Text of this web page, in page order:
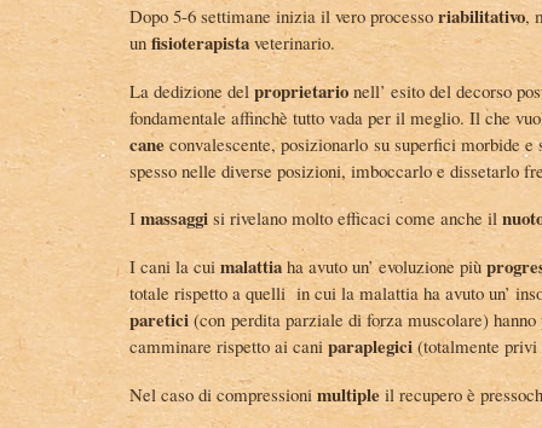
Dopo 5-6 settimane inizia il vero processo riabilitativo,
un fisioterapista veterinario.
La dedizione del proprietario nell’ esito del decorso
fondamentale affinchè tutto vada per il meglio. Il che
cane convalescente, posizionarlo su superfici morbide
spesso nelle diverse posizioni, imboccarlo e dissetarlo
I massaggi si rivelano molto efficaci come anche il
I cani la cui malattia ha avuto un’ evoluzione più
totale rispetto a quelli in cui la malattia ha avuto un’
paretici (con perdita parziale di forza muscolare)
camminare rispetto ai cani paraplegici (totalmente
Nel caso di compressioni multiple il recupero è